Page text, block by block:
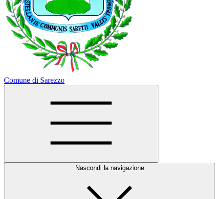
Comune di Sarezzo
Nascondi la navigazione